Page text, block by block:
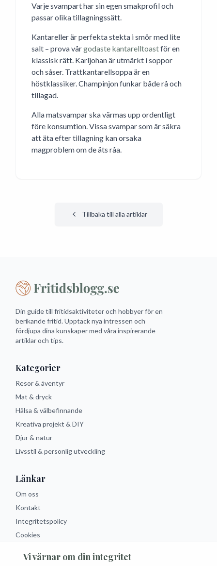
Varje svampart har sin egen smakprofil och
passar olika tillagningssätt.
Kantareller är perfekta stekta i smör med lite
salt – prova vårgodaste kantarelltoastför en
klassisk rätt. Karljohan är utmärkt i soppor
och såser. Trattkantarellsoppa är en
höstklassiker. Champinjon funkar både rå och
tillagad.
Alla matsvampar ska värmas upp ordentligt
före konsumtion. Vissa svampar som är säkra
att äta efter tillagning kan orsaka
magproblem om de äts råa.
Tillbaka till alla artiklar
Din guide till fritidsaktiviteter och hobbyer för en
berikande fritid. Upptäck nya intressen och
fördjupa dina kunskaper med våra inspirerande
artiklar och tips.
Kategorier
Resor & äventyr
Mat & dryck
Hälsa & välbefinnande
Kreativa projekt & DIY
Djur & natur
Livsstil & personlig utveckling
Länkar
Om oss
Kontakt
Integritetspolicy
Cookies
Följ oss
Vi värnar om din integritet